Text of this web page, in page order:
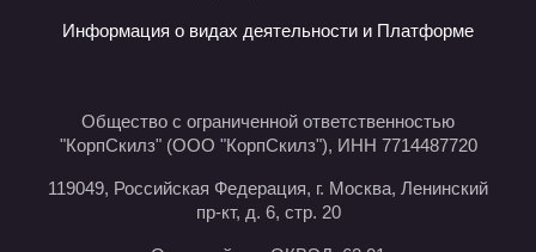
Информация о видах деятельности и Платформе
Общество с ограниченной ответственностью
"КорпСкилз" (ООО "КорпСкилз"), ИНН 7714487720
119049, Российская Федерация, г. Москва, Ленинский
пр-кт, д. 6, стр. 20